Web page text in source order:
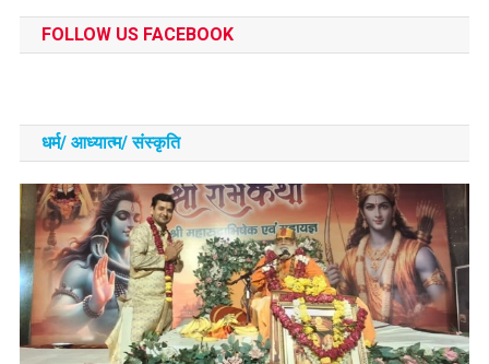
FOLLOW US FACEBOOK
धर्म/ आध्‍यात्‍म/ संस्‍कृति